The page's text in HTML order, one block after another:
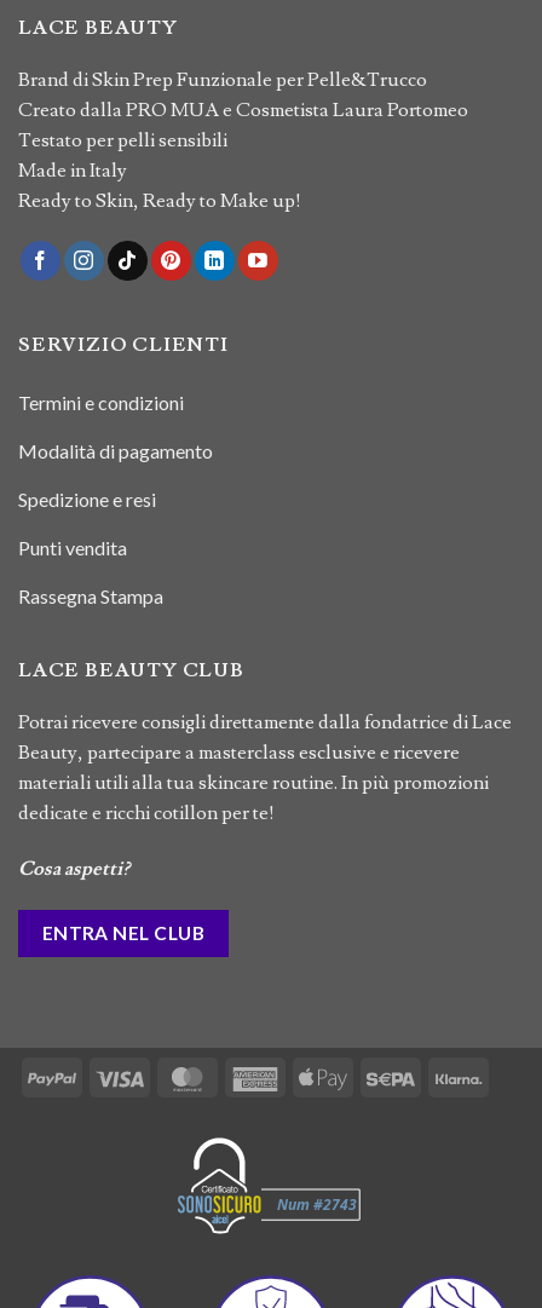
LACE BEAUTY
Brand di Skin Prep Funzionale per Pelle&Trucco
Creato dalla PRO MUA e Cosmetista Laura Portomeo
Testato per pelli sensibili
Made in Italy
Ready to Skin, Ready to Make up!
SERVIZIO CLIENTI
Termini e condizioni
Modalità di pagamento
Spedizione e resi
Punti vendita
Rassegna Stampa
LACE BEAUTY CLUB
Potrai ricevere consigli direttamente dalla fondatrice di Lace
Beauty, partecipare a masterclass esclusive e ricevere
materiali utili alla tua skincare routine. In più promozioni
dedicate e ricchi cotillon per te!
Cosa aspetti?
ENTRA NEL CLUB
PayPal Visa MasterCardAmericanApple
Sepa